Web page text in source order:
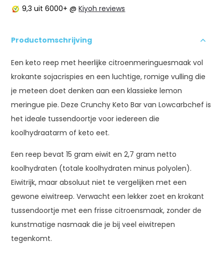
9,3 uit 6000+ @Kiyoh reviews
Productomschrijving
Een keto reep met heerlijke citroenmeringuesmaak vol
krokante sojacrispies en een luchtige, romige vulling die
je meteen doet denken aan een klassieke lemon
meringue pie. Deze Crunchy Keto Bar van Lowcarbchef is
het ideale tussendoortje voor iedereen die
koolhydraatarm of keto eet.
Een reep bevat 15 gram eiwit en 2,7 gram netto
koolhydraten (totale koolhydraten minus polyolen).
Eiwitrijk, maar absoluut niet te vergelijken met een
gewone eiwitreep. Verwacht een lekker zoet en krokant
tussendoortje met een frisse citroensmaak, zonder de
kunstmatige nasmaak die je bij veel eiwitrepen
tegenkomt.